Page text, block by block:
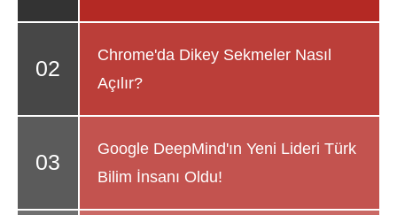
Chrome'da Dikey Sekmeler Nasıl
Açılır?
Google DeepMind'ın Yeni Lideri Türk
Bilim İnsanı Oldu!